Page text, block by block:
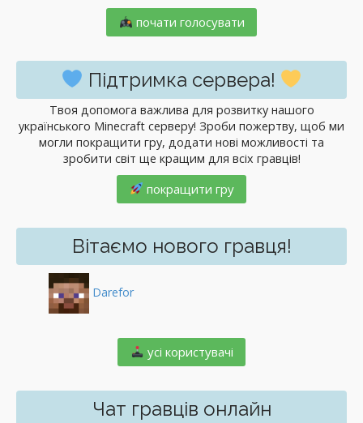
почати голосувати
Підтримка сервера!
Твоя допомога важлива для розвитку нашого
українського Minecraft серверу! Зроби пожертву, щоб ми
могли покращити гру, додати нові можливості та
зробити світ ще кращим для всіх гравців!
покращити гру
Вітаємо нового гравця!
Darefor
️ усі користувачі
Чат гравців онлайн